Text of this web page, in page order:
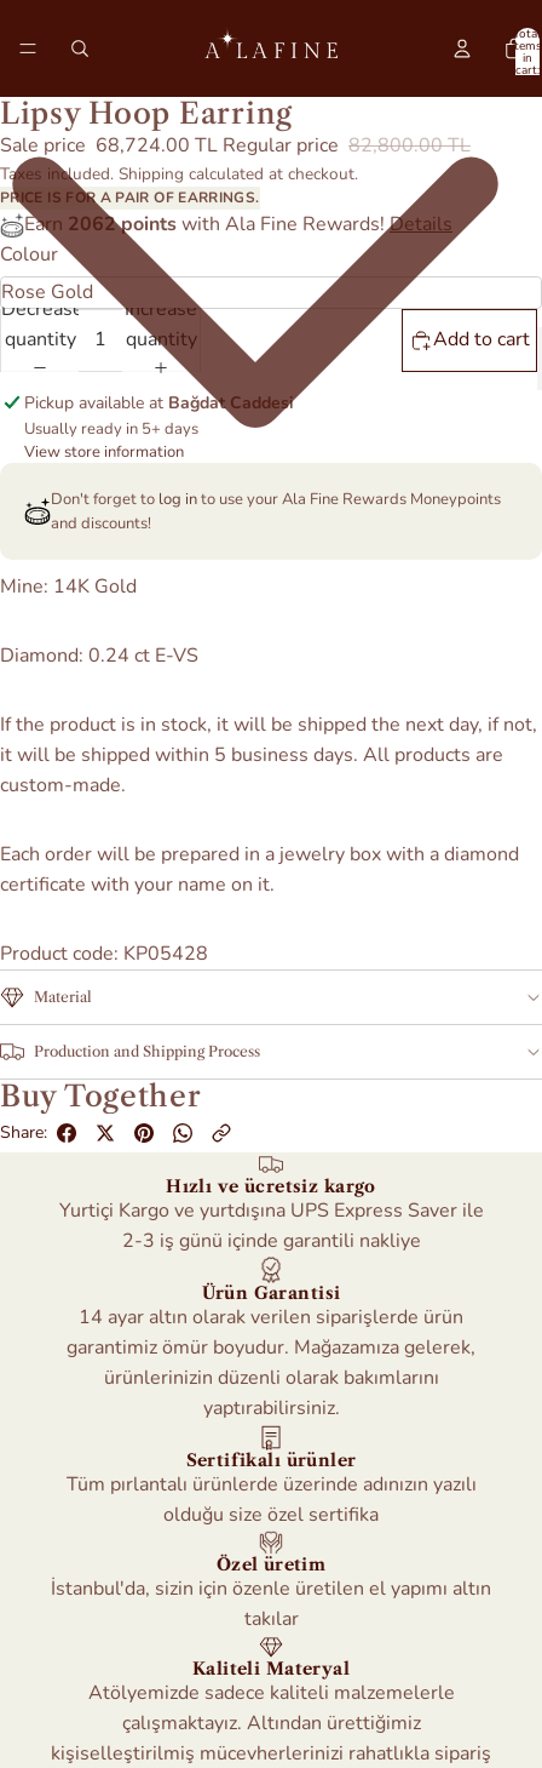
Total
items
in
cart:
Lipsy Hoop Earring
Sale price 68,724.00 TL Regular price 82,800.00 TL
Taxes included. Shipping calculated at checkout.
PRICE IS FOR A PAIR OF EARRINGS.
Earn 2062 pointswith Ala Fine Rewards!Details
Colour
Decrease
quantity
Increase
quantity
Add to cart
Pickup available at Bağdat Caddesi
Usually ready in 5+ days
View store information
Don't forget to log into use your Ala Fine Rewards Moneypoints
and discounts!
Mine: 14K Gold
Diamond: 0.24 ct E-VS
If the product is in stock, it will be shipped the next day, if not,
it will be shipped within 5 business days. All products are
custom-made.
Each order will be prepared in a jewelry box with a diamond
certificate with your name on it.
Product code: KP05428
Material
Production and Shipping Process
Buy Together
Share:
Hızlı ve ücretsiz kargo
Yurtiçi Kargo ve yurtdışına UPS Express Saver ile
2-3 iş günü içinde garantili nakliye
Ürün Garantisi
14 ayar altın olarak verilen siparişlerde ürün
garantimiz ömür boyudur. Mağazamıza gelerek,
ürünlerinizin düzenli olarak bakımlarını
yaptırabilirsiniz.
Sertifikalı ürünler
Tüm pırlantalı ürünlerde üzerinde adınızın yazılı
olduğu size özel sertifika
Özel üretim
İstanbul'da, sizin için özenle üretilen el yapımı altın
takılar
Kaliteli Materyal
Atölyemizde sadece kaliteli malzemelerle
çalışmaktayız. Altından ürettiğimiz
kişiselleştirilmiş mücevherlerinizi rahatlıkla sipariş